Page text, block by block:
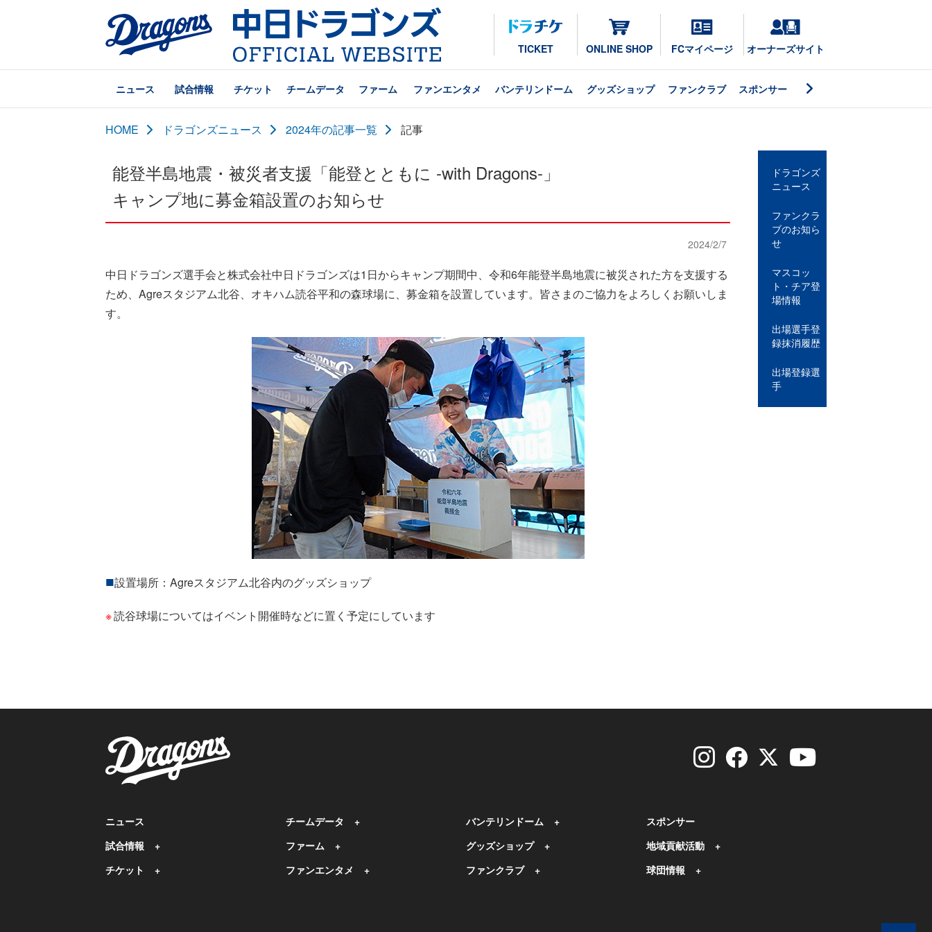
TICKET ONLINE SHOP FCマイページ オーナーズサイト
ニュース 試合情報 チケット チームデータ ファーム ファンエンタメ バンテリンドーム グッズショップ ファンクラブ スポンサー
HOME ドラゴンズニュース 2024年の記事一覧 記事
能登半島地震・被災者支援「能登とともに -with Dragons-」
キャンプ地に募金箱設置のお知らせ
2024/2/7
中日ドラゴンズ選手会と株式会社中日ドラゴンズは1日からキャンプ期間中、令和6年能登半島地震に被災された方を支援する
ため、Agreスタジアム北谷、オキハム読谷平和の森球場に、募金箱を設置しています。皆さまのご協力をよろしくお願いしま
す。
設置場所：Agreスタジアム北谷内のグッズショップ
読谷球場についてはイベント開催時などに置く予定にしています
ドラゴンズ
ニュース
ファンクラ
ブのお知ら
せ
マスコッ
ト・チア登
場情報
出場選手登
録抹消履歴
出場登録選
手
ニュース
試合情報
チケット
チームデータ
ファーム
ファンエンタメ
バンテリンドーム
グッズショップ
ファンクラブ
スポンサー
地域貢献活動
球団情報